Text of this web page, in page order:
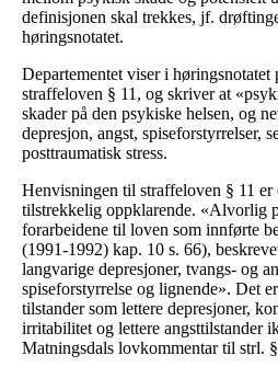
definisjonen skal trekkes, jf.
høringsnotatet.
Departementet viser i
straffeloven § 11, og skriver at
skader på den psykiske helsen, og
depresjon, angst, spiseforstyrrelser,
posttraumatisk stress.
Henvisningen til straffeloven § 11
tilstrekkelig oppklarende. «Alvorlig
forarbeidene til loven som innførte
(1991-1992) kap. 10 s. 66),
langvarige depresjoner, tvangs- og
spiseforstyrrelse og lignende». Det
tilstander som lettere depresjoner,
irritabilitet og lettere angsttilstander
Matningsdals lovkommentar til strl.